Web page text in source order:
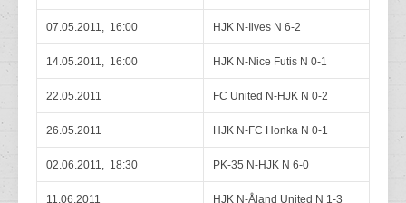
07.05.2011, 16:00 HJK N-Ilves N 6-2
14.05.2011, 16:00 HJK N-Nice Futis N 0-1
22.05.2011 FC United N-HJK N 0-2
26.05.2011 HJK N-FC Honka N 0-1
02.06.2011, 18:30 PK-35 N-HJK N 6-0
11.06.2011 HJK N-Åland United N 1-3